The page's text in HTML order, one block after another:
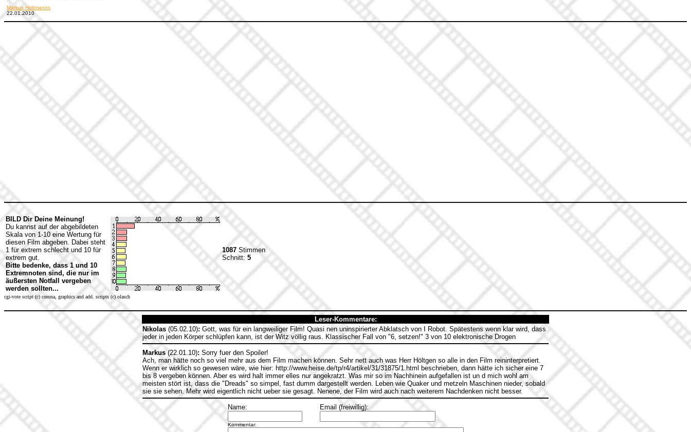
Markus Holtmanns
22.01.2010
BILD Dir Deine Meinung!
Du kannst auf der abgebildeten
Skala von 1-10 eine Wertung für
diesen Film abgeben. Dabei steht
1 für extrem schlecht und 10 für
extrem gut.
Bitte bedenke, dass 1 und 10
Extremnoten sind, die nur im
äußersten Notfall vergeben
werden sollten...
1087 Stimmen
Schnitt: 5
cgi-vote script (c) corona, graphics and add. scripts (c) olasch
Leser-Kommentare:
Nikolas (05.02.10): Gott, was für ein langweiliger Film! Quasi nen uninspirierter Abklatsch von I Robot. Spätestens wenn klar wird, dass
jeder in jeden Körper schlüpfen kann, ist der Witz völlig raus. Klassischer Fall von "6, setzen!" 3 von 10 elektronische Drogen
Markus(22.01.10): Sorry fuer den Spoiler!
Ach, man hätte noch so viel mehr aus dem Film machen können. Sehr nett auch was Herr Höltgen so alle in den Film reininterpretiert.
Wenn er wirklich so gewesen wäre, wie hier: http://www.heise.de/tp/r4/artikel/31/31875/1.html beschrieben, dann hätte ich sicher eine 7
bis 8 vergeben können. Aber es wird halt immer elles nur angekratzt. Was mir so im Nachhinein aufgefallen ist un d mich wohl am
meisten stört ist, dass die "Dreads" so simpel, fast dumm dargestellt werden. Leben wie Quaker und metzeln Maschinen nieder, sobald
sie sie sehen. Mehr wird eigentlich nicht ueber sie gesagt. Nenene, der Film wird auch nach weiterem Nachdenken nicht besser.
Name: Email (freiwillig):
Kommentar: